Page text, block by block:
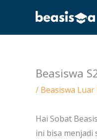
content
Beasiswa
/ Beasiswa
Hai Sobat
ini bisa menjadi